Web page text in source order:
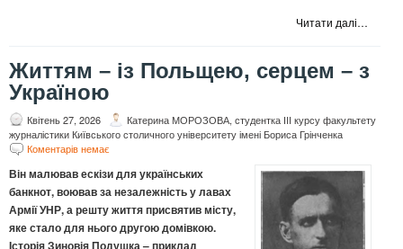
Читати далі…
Життям – із Польщею, серцем – з
Україною
Квітень 27, 2026
Катерина МОРОЗОВА, студентка ІII курсу факультету
журналістики Київського столичного університету імені Бориса Грінченка
Коментарів немає
Він малював ескізи для українських
банкнот, воював за незалежність у лавах
Армії УНР, а решту життя присвятив місту,
яке стало для нього другою домівкою.
Історія Зиновія Подушка – приклад